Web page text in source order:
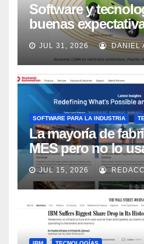
Software y
buenas
los próximos 2
Market Watch
JUL 31, 2026 DANIEL
SOFTWARE PARA LA INDUSTRIA
La mayoría de
MES pero no lo
adecuadamente,
Automation
JUL 15, 2026